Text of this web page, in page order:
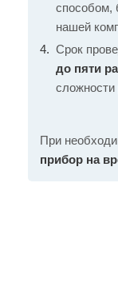
способом,
нашей
Срок
до пяти
сложности
При
прибор на